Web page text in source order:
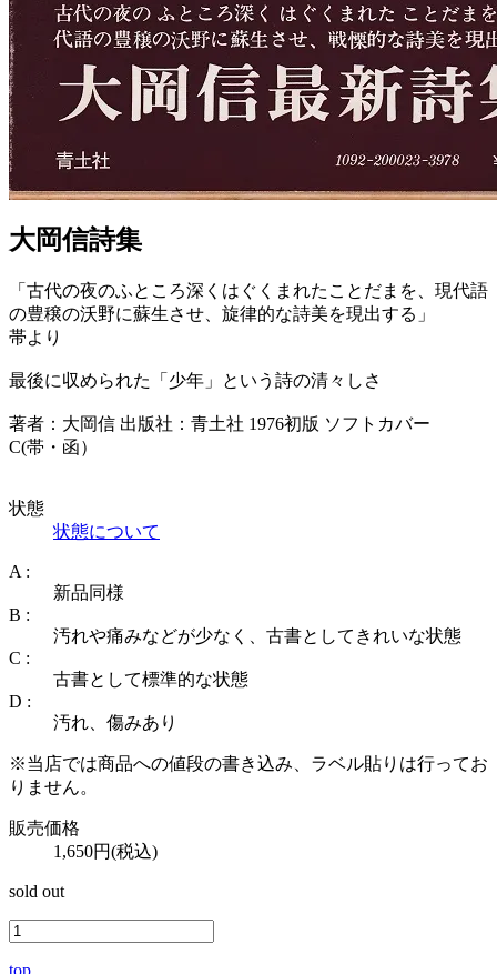
大岡信詩集
「古代の夜のふところ深くはぐくまれたことだまを、現代語
の豊穣の沃野に蘇生させ、旋律的な詩美を現出する」
帯より
最後に収められた「少年」という詩の清々しさ
著者：大岡信 出版社：青土社 1976初版 ソフトカバー
C(帯・函）
状態
状態について
A :
新品同様
B :
汚れや痛みなどが少なく、古書としてきれいな状態
C :
古書として標準的な状態
D :
汚れ、傷みあり
※当店では商品への値段の書き込み、ラベル貼りは行ってお
りません。
販売価格
1,650円(税込)
sold out
top